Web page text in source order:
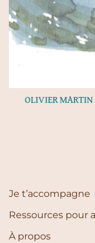
OLIVIER MARTIN
Je t’accompagne
Ressources pour
À propos